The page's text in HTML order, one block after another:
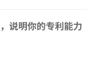
说明你的专利能力